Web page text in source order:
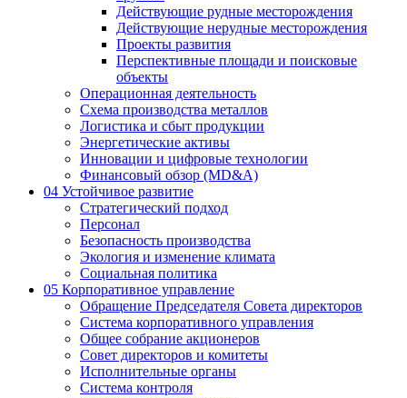
Действующие рудные месторождения
Действующие нерудные месторождения
Проекты развития
Перспективные площади и поисковые
объекты
Операционная деятельность
Схема производства металлов
Логистика и сбыт продукции
Энергетические активы
Инновации и цифровые технологии
Финансовый обзор (MD&A)
04 Устойчивое развитие
Стратегический подход
Персонал
Безопасность производства
Экология и изменение климата
Социальная политика
05 Корпоративное управление
Обращение Председателя Совета директоров
Система корпоративного управления
Общее собрание акционеров
Совет директоров и комитеты
Исполнительные органы
Система контроля